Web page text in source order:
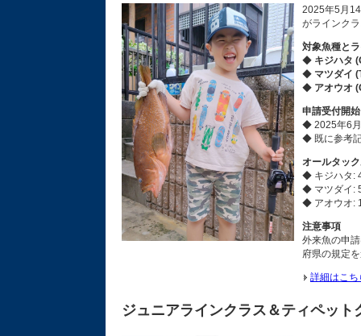
2025年5月
がラインク
対象魚種と
◆ キジハタ
◆ マツダイ
◆ アオウオ
申請受付開
◆ 2025年6
◆ 既に参考
オールタッ
◆ キジハタ:
◆ マツダイ:
◆ アオウオ:
注意事項
外来魚の申
府県の規定
詳細はこち
ジュニアラインクラス＆ティペット